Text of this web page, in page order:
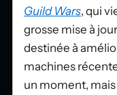
Guild Wars, qui
grosse mise à
destinée à
machines
un moment, mais